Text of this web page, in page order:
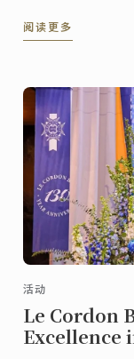
阅读更多
活动
Le Cordon
Excellence